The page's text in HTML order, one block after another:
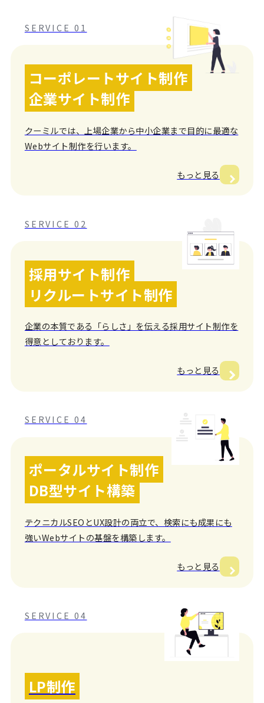
SERVICE 01
コーポレートサイト制作
企業サイト制作
クーミルでは、上場企業から中小企業まで目的に最適な
Webサイト制作を行います。
もっと見る
SERVICE 02
採用サイト制作
リクルートサイト制作
企業の本質である「らしさ」を伝える採用サイト制作を
得意としております。
もっと見る
SERVICE 04
ポータルサイト制作
DB型サイト構築
テクニカルSEOとUX設計の両立で、検索にも成果にも
強いWebサイトの基盤を構築します。
もっと見る
SERVICE 04
LP制作